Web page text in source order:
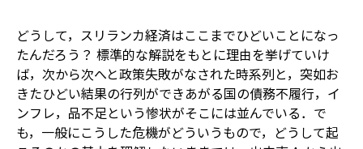
どうして，スリランカ経済はここまでひどいことになっ
たんだろう？ 標準的な解説をもとに理由を挙げていけ
ば，次から次へと政策失敗がなされた時系列と，突如お
きたひどい結果の行列ができあがる――国の債務不履行，イ
ンフレ，品不足という惨状がそこには並んでいる．で
も，一般にこうした危機がどういうもので，どうして起